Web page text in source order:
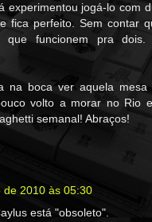
experimentou jogá-lo com
fica perfeito. Sem contar
que funcionem pra
na boca ver aquela mesa
volto a morar no Rio
semanal! Abraços!
de 2010 às 05:30
está "obsoleto".